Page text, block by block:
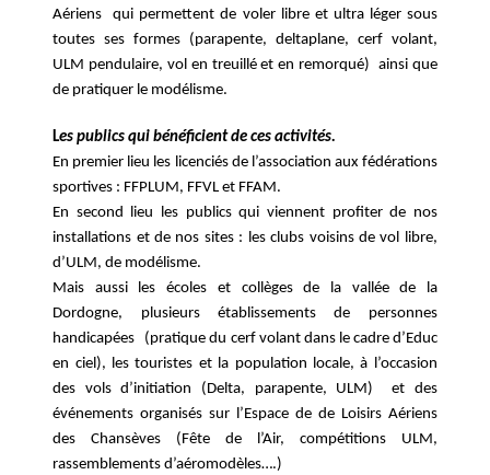
Aériens qui permettent de voler libre et ultra léger sous
toutes ses formes (parapente, deltaplane, cerf volant,
ULM pendulaire, vol en treuillé et en remorqué) ainsi que
de pratiquer le modélisme.
Les publics qui bénéficient de ces activités.
En premier lieu les licenciés de l’association aux fédérations
sportives : FFPLUM, FFVL et FFAM.
En second lieu les publics qui viennent profiter de nos
installations et de nos sites : les clubs voisins de vol libre,
d’ULM, de modélisme.
Mais aussi les écoles et collèges de la vallée de la
Dordogne, plusieurs établissements de personnes
handicapées (pratique du cerf volant dans le cadre d’Educ
en ciel), les touristes et la population locale, à l’occasion
des vols d’initiation (Delta, parapente, ULM) et des
événements organisés sur l’Espace de de Loisirs Aériens
des Chansèves (Fête de l’Air, compétitions ULM,
rassemblements d’aéromodèles….)